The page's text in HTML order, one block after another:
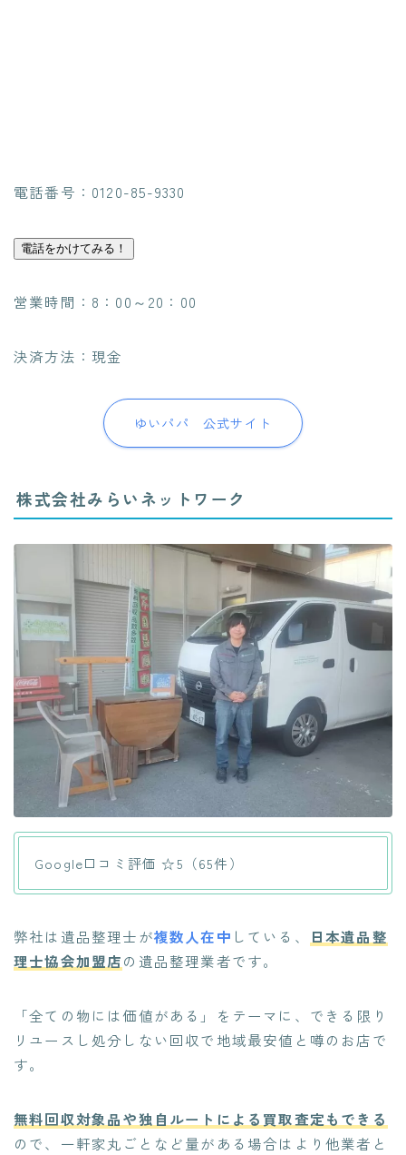
電話番号：0120-85-9330
電話をかけてみる！
営業時間：8：00～20：00
決済方法：現金
ゆいパパ 公式サイト
株式会社みらいネットワーク
Google口コミ評価 ☆5（65件）
弊社は遺品整理士が複数人在中 している、
日本遺品整
理士協会加盟店の遺品整理業者です。
「全ての物には価値がある」をテーマに、 できる限り
リユースし処分しない回収で地域最安値と噂のお店で
す。
無料回収対象品や独自ルートによる買取査定もできる
ので、 一軒家丸ごとなど量がある場合はより他業者と